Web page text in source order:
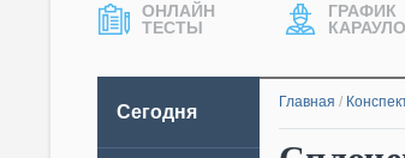
ОНЛАЙН
ТЕСТЫ
ГРАФИК
Сегодня Главная /